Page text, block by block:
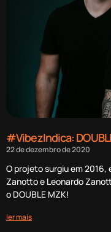
#VibezIndica:
22 de dezembro de 2020
O projeto surgiu em 2016,
Zanotto e Leonardo
o DOUBLE MZK!
ler mais